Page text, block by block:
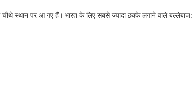
स्थान पर आ गए हैं। भारत के लिए सबसे ज्यादा छक्के लगाने वाले बल्लेबाज: